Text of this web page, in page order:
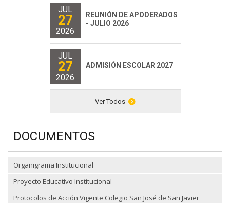
JUL
27
2026
REUNIÓN DE APODERADOS
- JULIO 2026
JUL
27
2026
ADMISIÓN ESCOLAR 2027
Ver Todos
DOCUMENTOS
Organigrama Institucional
Proyecto Educativo Institucional
Protocolos de Acción Vigente Colegio San José de San Javier